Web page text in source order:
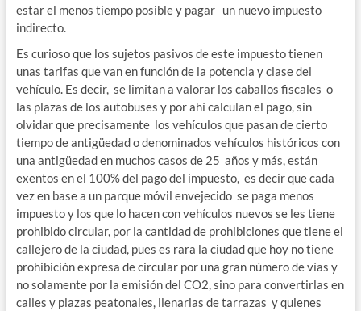
estar el menos tiempo posible y pagar un nuevo impuesto
indirecto.
Es curioso que los sujetos pasivos de este impuesto tienen
unas tarifas que van en función de la potencia y clase del
vehículo. Es decir, se limitan a valorar los caballos fiscales o
las plazas de los autobuses y por ahí calculan el pago, sin
olvidar que precisamente los vehículos que pasan de cierto
tiempo de antigüedad o denominados vehículos históricos con
una antigüedad en muchos casos de 25 años y más, están
exentos en el 100% del pago del impuesto, es decir que cada
vez en base a un parque móvil envejecido se paga menos
impuesto y los que lo hacen con vehículos nuevos se les tiene
prohibido circular, por la cantidad de prohibiciones que tiene el
callejero de la ciudad, pues es rara la ciudad que hoy no tiene
prohibición expresa de circular por una gran número de vías y
no solamente por la emisión del CO2, sino para convertirlas en
calles y plazas peatonales, llenarlas de tarrazas y quienes